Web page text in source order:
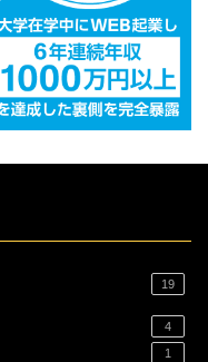
19
4
1